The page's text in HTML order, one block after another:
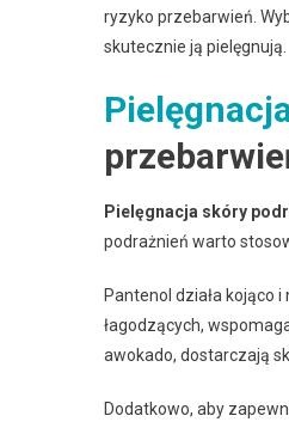
ryzyko przebarwień.
skutecznie ją pielęgnują.
Pielęgnacja skóry
podrażnień warto
Pantenol działa kojąco
łagodzących,
awokado, dostarczają
Dodatkowo, aby